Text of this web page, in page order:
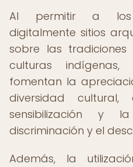
Al permitir a los
digitalmente sitios
sobre las
culturas
fomentan la
diversidad
sensibilización y
discriminación y el
Además, la